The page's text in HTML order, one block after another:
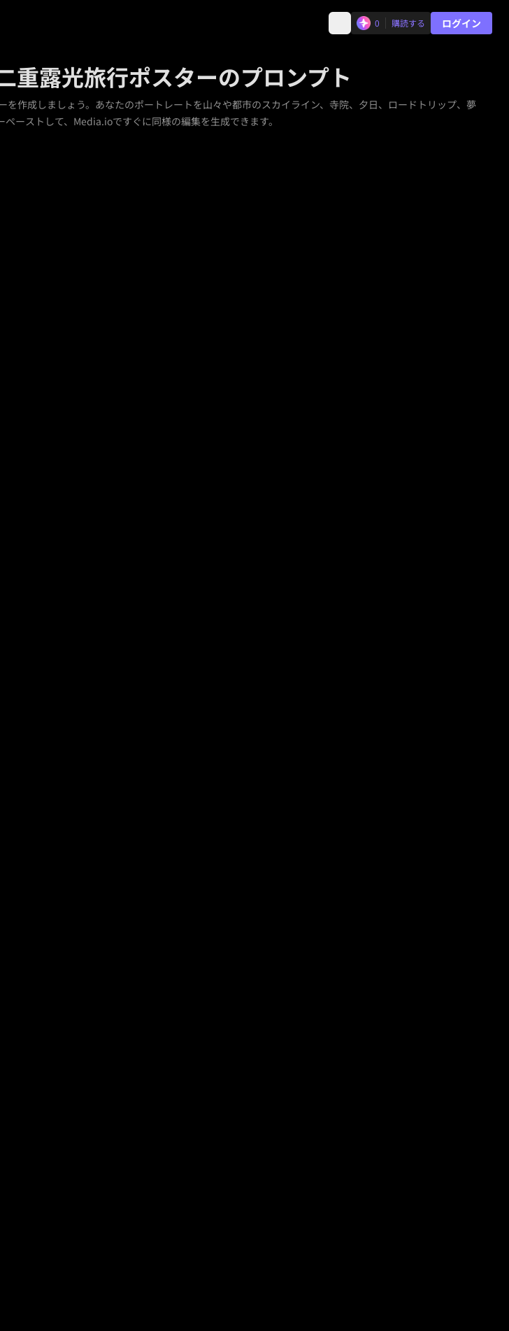
0 購読する ログイン
露光旅行ポスターのプロンプト
作成しましょう。あなたのポートレートを山々や都市のスカイライン、寺院、夕日、ロードトリップ、夢
ーストして、Media.ioですぐに同様の編集を生成できます。